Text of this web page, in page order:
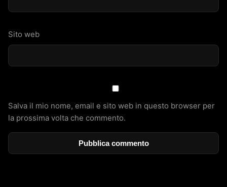
Sito web
Salva il mio nome, email e sito web in questo browser per
la prossima volta che commento.